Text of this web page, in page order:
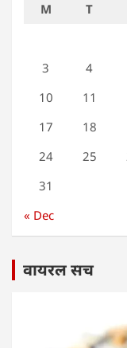
M
T
3
4
10
11
17
18
24
25
31
« Dec
वायरल सच